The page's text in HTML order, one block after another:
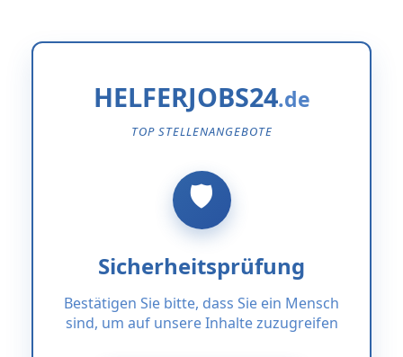
HELFERJOBS24
TOP STELLENANGEBOTE
Sicherheitsprüfung
Bestätigen Sie bitte, dass Sie ein Mensch
sind, um auf unsere Inhalte zuzugreifen